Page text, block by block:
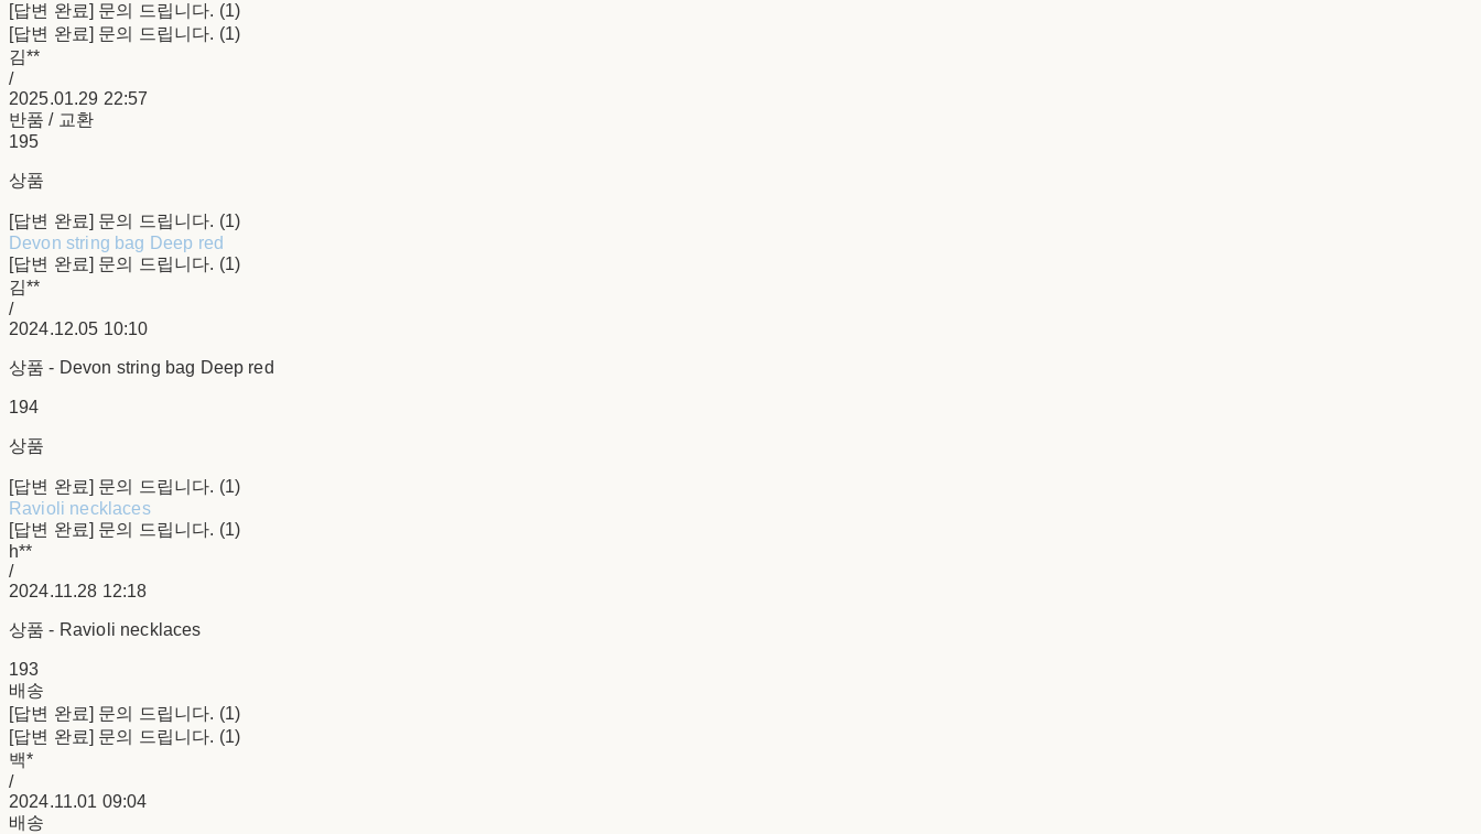
[답변 완료] 문의 드립니다. (1)
[답변 완료] 문의 드립니다. (1)
김**
/
2025.01.29 22:57
반품 / 교환
195
상품
[답변 완료] 문의 드립니다. (1)
Devon string bag Deep red
[답변 완료] 문의 드립니다. (1)
김**
/
2024.12.05 10:10
상품 - Devon string bag Deep red
194
상품
[답변 완료] 문의 드립니다. (1)
Ravioli necklaces
[답변 완료] 문의 드립니다. (1)
h**
/
2024.11.28 12:18
상품 - Ravioli necklaces
193
배송
[답변 완료] 문의 드립니다. (1)
[답변 완료] 문의 드립니다. (1)
백*
/
2024.11.01 09:04
배송